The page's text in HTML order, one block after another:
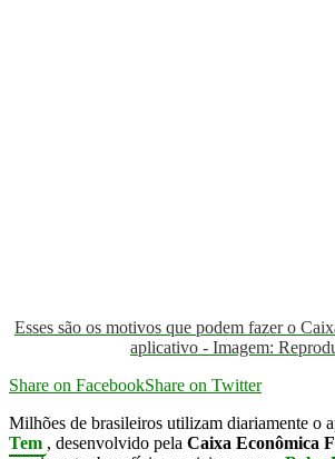
Esses são os motivos que podem fazer o
aplicativo - Imagem:
Share on FacebookShare on Twitter
Milhões de brasileiros utilizam diariamente o
Tem , desenvolvido pela Caixa Econômica